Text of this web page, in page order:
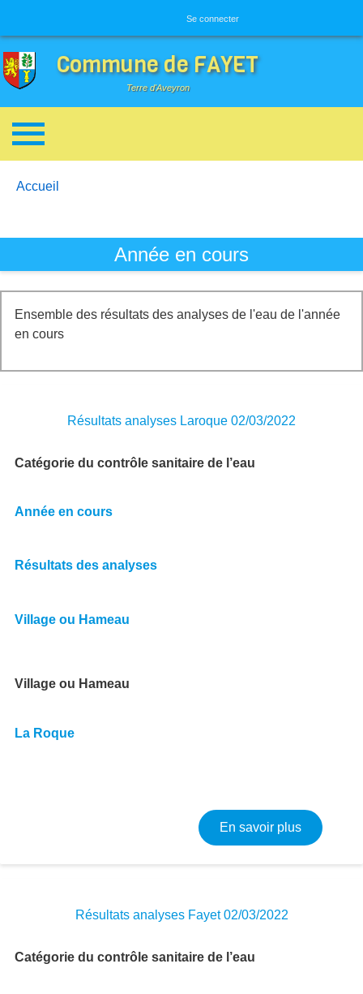
Se connecter
Commune de FAYET
Terre d'Aveyron
Breadcrumbs
You are here:
Accueil
Année en cours
Ensemble des résultats des analyses de l'eau de l'année
en cours
Résultats analyses Laroque 02/03/2022
Catégorie du contrôle sanitaire de l’eau
Année en cours
Résultats des analyses
Village ou Hameau
Village ou Hameau
La Roque
En savoir plussur
Résultats analyses Fayet 02/03/2022
Catégorie du contrôle sanitaire de l’eau